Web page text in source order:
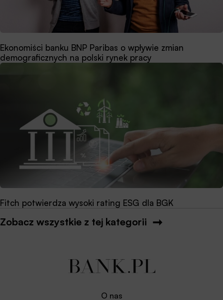
Ekonomiści banku BNP Paribas o wpływie zmian
demograficznych na polski rynek pracy
Fitch potwierdza wysoki rating ESG dla BGK
Zobacz wszystkie z tej kategorii
O nas